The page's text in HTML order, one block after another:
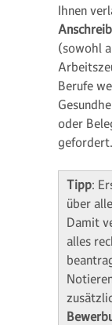
Ihnen
(sowohl
Berufe
oder
gefordert.
Tipp:
über
Damit
alles